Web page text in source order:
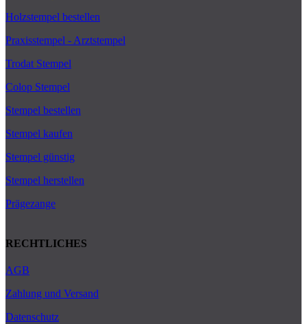
Holzstempel bestellen
Praxisstempel - Arztstempel
Trodat Stempel
Colop Stempel
Stempel bestellen
Stempel kaufen
Stempel günstig
Stempel herstellen
Prägezange
RECHTLICHES
AGB
Zahlung und Versand
Datenschutz